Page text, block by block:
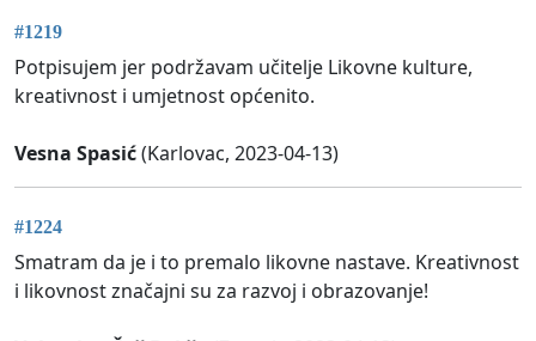
#1219
Potpisujem jer podržavam učitelje Likovne kulture,
kreativnost i umjetnost općenito.
Vesna Spasić(Karlovac, 2023-04-13)
#1224
Smatram da je i to premalo likovne nastave. Kreativnost
i likovnost značajni su za razvoj i obrazovanje!